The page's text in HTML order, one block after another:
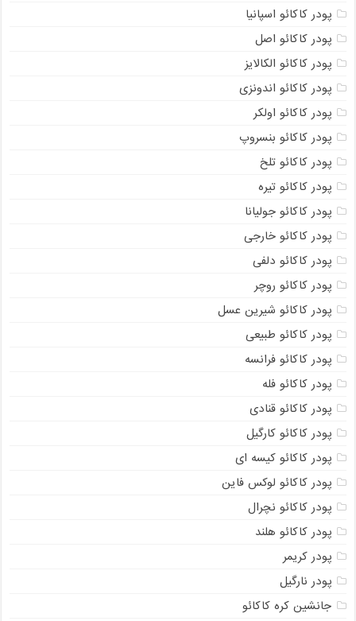
پودر کاکائو اسپانیا
پودر کاکائو اصل
پودر کاکائو الکالایز
پودر کاکائو اندونزی
پودر کاکائو اولکر
پودر کاکائو بنسروپ
پودر کاکائو تلخ
پودر کاکائو تیره
پودر کاکائو جولیانا
پودر کاکائو خارجی
پودر کاکائو دلفی
پودر کاکائو روچر
پودر کاکائو شیرین عسل
پودر کاکائو طبیعی
پودر کاکائو فرانسه
پودر کاکائو فله
پودر کاکائو قنادی
پودر کاکائو کارگیل
پودر کاکائو کیسه ای
پودر کاکائو لوکس فاین
پودر کاکائو نچرال
پودر کاکائو هلند
پودر کریمر
پودر نارگیل
جانشین کره کاکائو